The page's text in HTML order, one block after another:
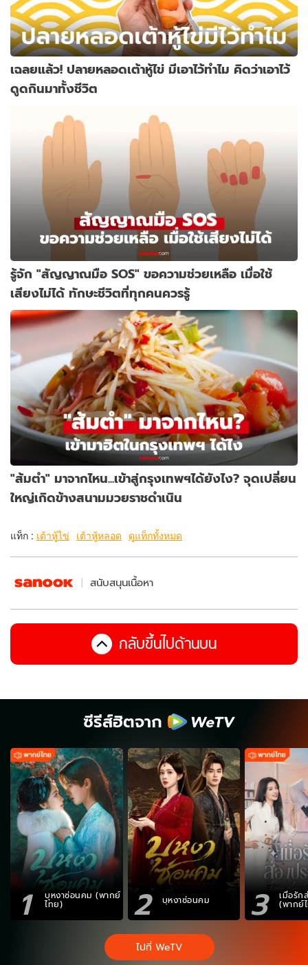
เฉลยแล้ว! ปลายหลอดเต้าหู้ไข่ มีเอาไว้ทำไม คิดว่าเอาไว้
ดูดกินมาทั้งชีวิต
รู้จัก "สัญญาณมือ SOS" ขอความช่วยเหลือ เมื่อใช้
เสียงไม่ได้ ทักษะชีวิตที่ทุกคนควรรู้
"ส้มตำ" มาจากไหน...เข้าสู่กรุงเทพฯได้ยังไง? จุดเปลี่ยน
ใหญ่เกิดข้างสนามมวยราชดำเนิน
แท็ก : เต้าหู้ไข่ เต้าหู้หลอด ดูแท็กทั้งหมด
สนับสนุนเนื้อหา
กลับขึ้นไปด้านบน
ซีรีส์ฮิตจาก
1 บุหงาซ่อนคม (พากย์
ไทย) 2 บุหงาซ่อนคม 3 เมื่อรัก
(พากย์
ไปที่ WeTV